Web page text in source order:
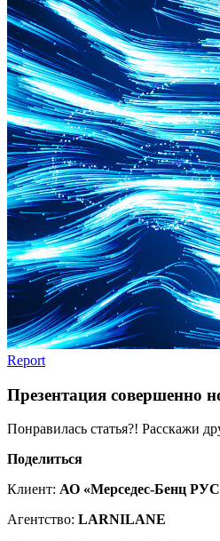
Report
Презентация совершенно
Понравилась статья?! Расскажи
Поделиться
Клиент: АО «Мерседес-Бенц
Агентство: LARNILANE